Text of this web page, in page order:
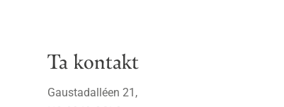
Ta kontakt
Gaustadalléen 21,